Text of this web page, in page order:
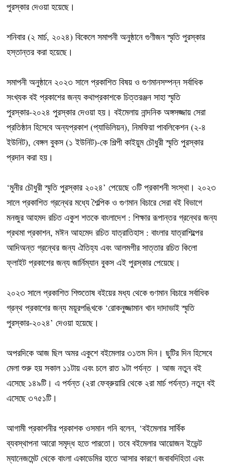
পুরস্কার দেওয়া হয়েছে।
শনিবার (২ মার্চ, ২০২৪) বিকেলে সমাপনী অনুষ্ঠানে গুণীজন স্মৃতি পুরস্কার
হস্তান্তর করা হয়েছে।
সমাপনী অনুষ্ঠানে ২০২৩ সালে প্রকাশিত বিষয় ও গুণমানসম্পন্ন সর্বাধিক
সংখ্যক বই প্রকাশের জন্য কথাপ্রকাশকে চিত্তরঞ্জন সাহা স্মৃতি
পুরস্কার-২০২৪ পুরস্কার দেওয়া হয়। বইমেলায় নান্দনিক অঙ্গসজ্জায় সেরা
প্রতিষ্ঠান হিসেবে অন্যপ্রকাশ (প্যাভিলিয়ন), নিমফিয়া পাবলিকেশন (২-৪
ইউনিট), বেঙ্গল বুকস (১ ইউনিট)-কে শিল্পী কাইয়ুম চৌধুরী স্মৃতি পুরস্কার
প্রদান করা হয়।
‘মুনীর চৌধুরী স্মৃতি পুরস্কার ২০২৪’ পেয়েছে ৩টি প্রকাশনী সংস্থা। ২০২৩
সালে প্রকাশিত গ্রন্থের মধ্যে শৈল্পিক ও গুণমান বিচারে সেরা বই বিভাগে
মনজুর আহমদ রচিত একুশ শতকে বাংলাদেশ : শিক্ষার রূপান্তর গ্রন্থের জন্য
প্রথমা প্রকাশন, মঈন আহমেদ রচিত যাত্রাতিহাস : বাংলার যাত্রাশিল্পের
আদিঅন্ত গ্রন্থের জন্য ঐতিহ্য এবং আলমগীর সাত্তার রচিত কিলো
ফ্লাইট প্রকাশের জন্য জার্নিম্যান বুকস এই পুরস্কার পেয়েছে।
২০২৩ সালে প্রকাশিত শিশুতোষ বইয়ের মধ্য থেকে গুণমান বিচারে সর্বাধিক
গ্রন্থ প্রকাশের জন্য ময়ূরপঙ্খিকে ‘রোকনুজ্জামান খান দাদাভাই স্মৃতি
পুরস্কার-২০২৪’ দেওয়া হয়েছে।
অপরদিকে আজ ছিল অমর একুশে বইমেলার ৩১তম দিন। ছুটির দিন হিসেবে
মেলা শুরু হয় সকাল ১১টায় এবং চলে রাত ৯টা পর্যন্ত । আজ নতুন বই
এসেছে ১৪৯টি। এ পর্যন্ত (২রা ফেব্রুয়ারি থেকে ২রা মার্চ পর্যন্ত) নতুন বই
এসেছে ৩৭৫১টি।
আগামী প্রকাশনীর প্রকাশক ওসমান গনি বলেন, ‘বইমেলার সার্বিক
ব্যবস্থাপনা আরো সমৃদ্ধ হতে পারতো। তবে বইমেলার আয়োজন ইভেন্ট
ম্যানেজমেন্ট থেকে বাংলা একাডেমির হাতে আসার কারণে জবাবদিহিতা এবং